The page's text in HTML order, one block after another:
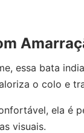
essa bata
o colo e
ela é
visuais.